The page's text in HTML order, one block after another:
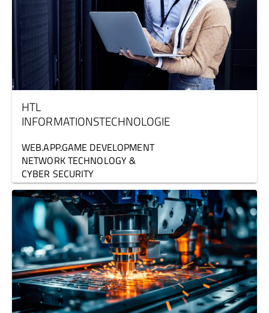
HTL
INFORMATIONSTECHNOLOGIE
WEB.APP.GAME DEVELOPMENT
NETWORK TECHNOLOGY &
CYBER SECURITY